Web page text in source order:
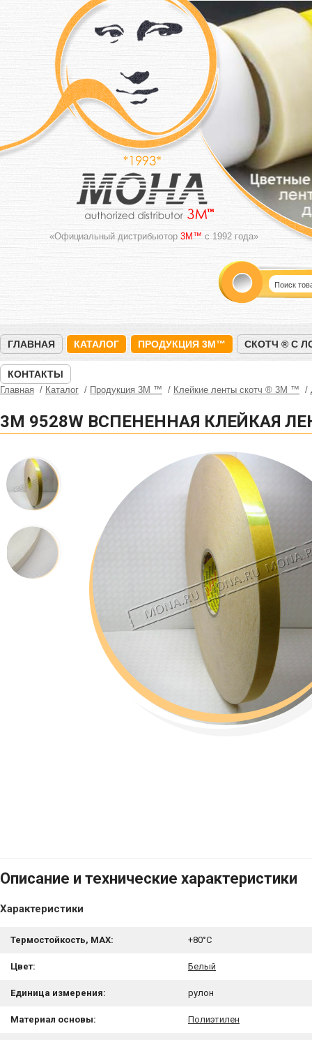
«Официальный дистрибьютор 3M™ с 1992 года»
ГЛАВНАЯ КАТАЛОГ ПРОДУКЦИЯ 3M™ СКОТЧ ® С
КОНТАКТЫ
Главная Каталог Продукция 3M ™ Клейкие ленты скотч ® 3M ™
3M 9528W ВСПЕНЕННАЯ КЛЕЙКАЯ
Описание и технические характеристики
Характеристики
Термостойкость, MAX: +80°C
Цвет: Белый
Единица измерения: рулон
Материал основы: Полиэтилен